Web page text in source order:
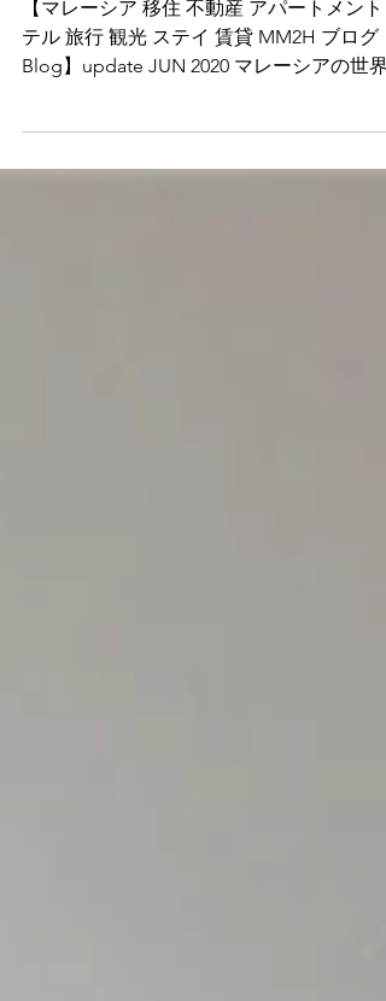
【マレーシア 移住 不動産 アパートメント
テル 旅行 観光 ステイ 賃貸 MM2H ブログ
アに投資？ 古都マラッカを蘇えらせる複合